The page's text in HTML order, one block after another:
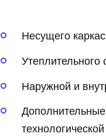
Несущего
Утеплительного
Наружной и